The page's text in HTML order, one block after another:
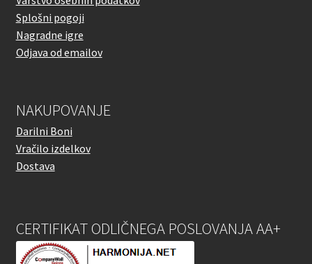
Splošni pogoji
Nagradne igre
Odjava od emailov
NAKUPOVANJE
Darilni Boni
Vračilo izdelkov
Dostava
CERTIFIKAT ODLIČNEGA POSLOVANJA AA+